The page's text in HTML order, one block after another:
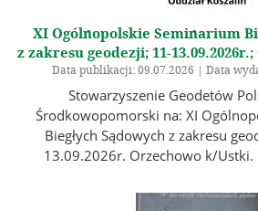
XI Ogólnopolskie Seminarium
z zakresu geodezji; 11-
Data publikacji: 09.07.2026 | Data
Stowarzyszenie Geodetów
Środkowopomorski na: XI
Biegłych Sądowych z zakresu
13.09.2026r. Orzechowo k/Ustki.